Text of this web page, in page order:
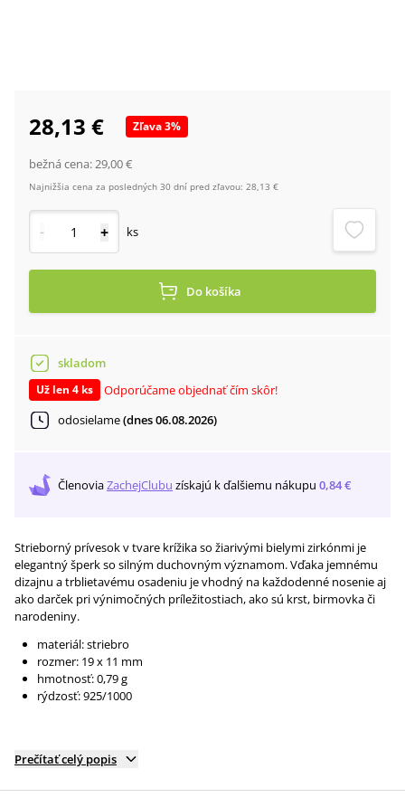
28,13 € Zľava3%
bežná cena:29,00 €
Najnižšia cena za posledných 30 dní pred zľavou: 28,13 €
- + ks
Do košíka
skladom
Už len 4 ks
Odporúčame objednať čím skôr!
odosielame(dnes 06.08.2026)
ČlenoviaZachejClubu získajú k ďalšiemu nákupu 0,84 €
Strieborný prívesok v tvare krížika so žiarivými bielymi zirkónmi je
elegantný šperk so silným duchovným významom. Vďaka jemnému
dizajnu a trblietavému osadeniu je vhodný na každodenné nosenie aj
ako darček pri výnimočných príležitostiach, ako sú krst, birmovka či
narodeniny.
materiál: striebro
rozmer: 19 x 11 mm
hmotnosť: 0,79 g
rýdzosť: 925/1000
Prečítať celý popis